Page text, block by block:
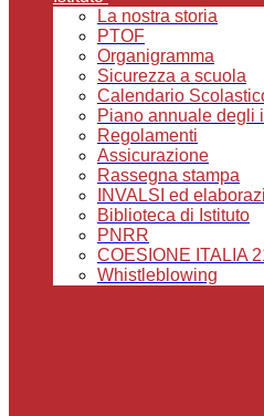
La nostra storia
PTOF
Organigramma
Sicurezza a scuola
Calendario
Piano annuale degli
Regolamenti
Assicurazione
Rassegna stampa
INVALSI ed
Biblioteca di Istituto
PNRR
COESIONE ITALIA
Whistleblowing